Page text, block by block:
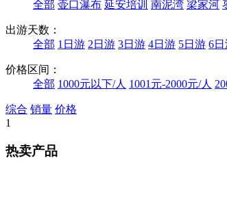
全部 壶口瀑布 延安培训 南泥湾 梁家河
出游天数：
全部 1日游 2日游 3日游 4日游 5日游 6
价格区间：
全部 1000元以下/人 1001元-2000元/人
综合 销量 价格
1
热卖产品